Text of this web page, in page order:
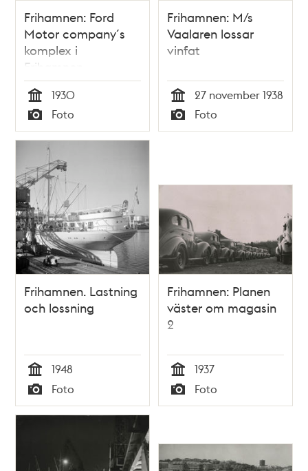
Frihamnen: Ford
Motor company´s
komplex i
Frihamnen,
lunchrummet
Tid
1930
Typ
Foto
Frihamnen: M/s
Vaalaren lossar
vinfat
Tid
27 november 1938
Typ
Foto
Frihamnen. Lastning
och lossning
Tid
1948
Typ
Foto
Frihamnen: Planen
väster om magasin
2
Tid
1937
Typ
Foto